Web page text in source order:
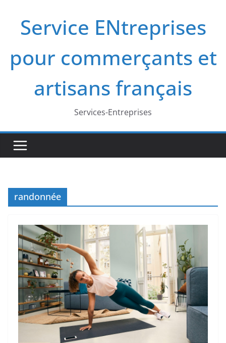
contenuService ENtreprises
pour commerçants et
artisans français
Services-Entreprises
randonnée